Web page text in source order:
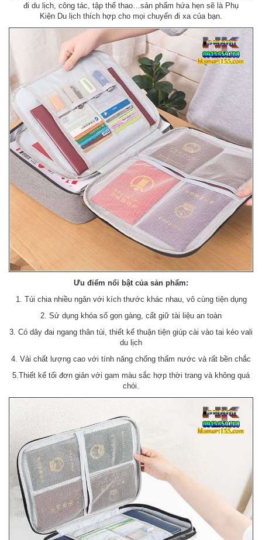
đi du lịch, công tác, tập thể thao…sản phẩm hứa hẹn sẽ là Phụ
Kiện Du lịch thích hợp cho mọi chuyến đi xa của bạn.
Ưu điểm nổi bật của sản phẩm:
1. Túi chia nhiều ngăn với kích thước khác nhau, vô cùng tiện dụng
2. Sử dụng khóa số gọn gàng, cất giữ tài liệu an toàn
3. Có dây đai ngang thân túi, thiết kế thuận tiện giúp cài vào tai kéo vali
du lịch
4. Vải chất lượng cao với tính năng chống thấm nước và rất bền chắc
5.Thiết kế tối đơn giản với gam màu sắc hợp thời trang và không quá
chói.